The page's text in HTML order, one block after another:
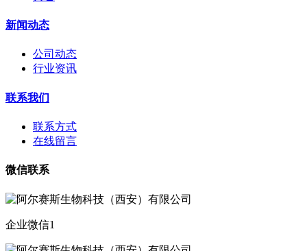
新闻动态
公司动态
行业资讯
联系我们
联系方式
在线留言
微信联系
企业微信1